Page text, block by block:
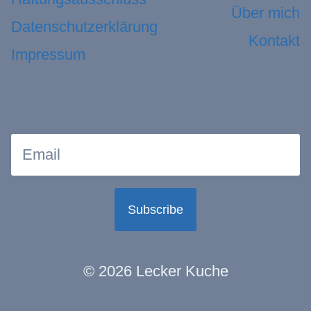
Datenschutzerklärung
Impressum
Über mich
Kontakt
© 2026 Lecker Kuche
Subscribe